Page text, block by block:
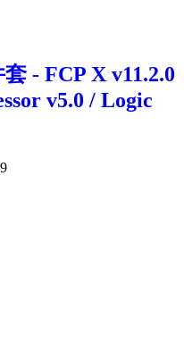
- FCP X v11.2.0
v5.0 / Logic